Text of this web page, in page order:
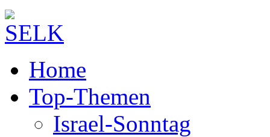
Home
Top-Themen
Israel-Sonntag